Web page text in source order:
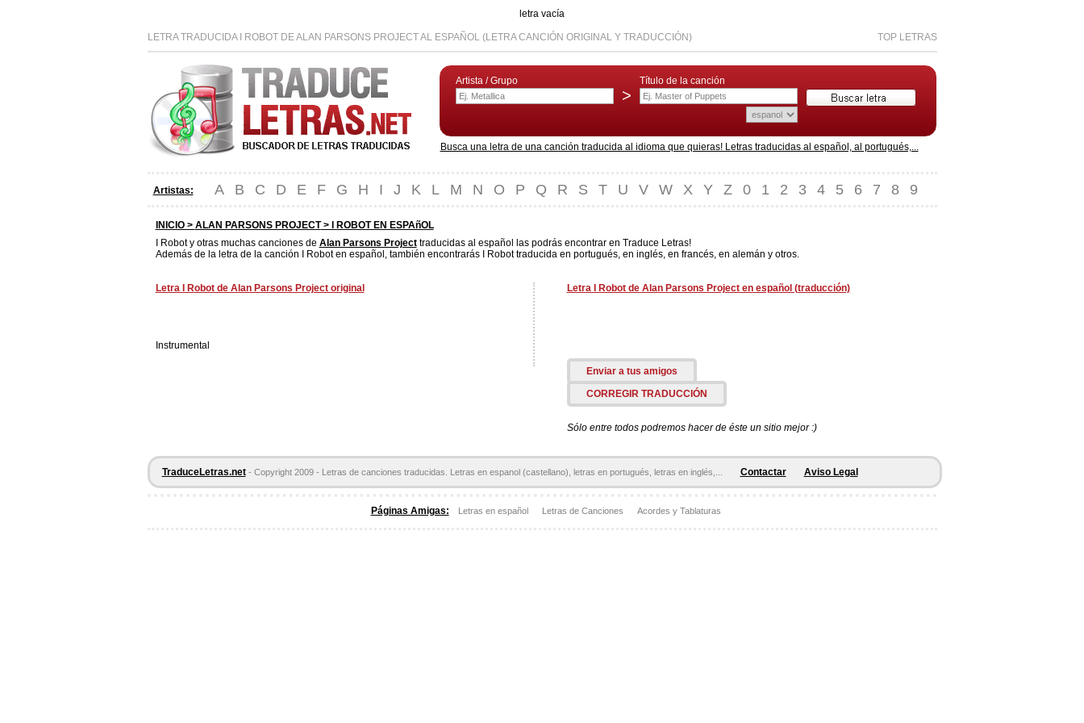
letra vacía
LETRA TRADUCIDA I ROBOT DE ALAN PARSONS PROJECT AL ESPAÑOL (LETRA CANCIÓN ORIGINAL Y TRADUCCIÓN) TOP LETRAS
Artista / Grupo
>
Título de la canción
Busca una letra de una canción traducida al idioma que quieras! Letras traducidas al español, al portugués,...
Artistas: A B C D E F G H I J K L M N O P Q R S T U V W X Y Z 0 1 2 3 4 5 6 7 8 9
INICIO > ALAN PARSONS PROJECT> I ROBOT EN ESPAñOL
I Robot y otras muchas canciones de Alan Parsons Projecttraducidas al español las podrás encontrar en Traduce Letras!
Además de la letra de la canción I Robot en español, también encontrarás I Robot traducida en portugués, en inglés, en francés, en alemán y otros.
Letra I Robot de Alan Parsons Project original
Instrumental
Letra I Robot de Alan Parsons Project en español (traducción)
Enviar a tus amigos
CORREGIR TRADUCCIÓN
Sólo entre todos podremos hacer de éste un sitio mejor :)
TraduceLetras.net - Copyright 2009 - Letras de canciones traducidas. Letras en espanol (castellano), letras en portugués, letras en inglés,... Contactar Aviso Legal
Páginas Amigas: Letras en español Letras de Canciones Acordes y Tablaturas